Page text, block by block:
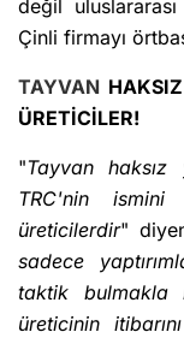
değil
Çinli firmayı
TAYVAN
ÜRETİCİLER!
"Tayvan haksız
TRC'nin
üreticilerdir"
sadece
taktik bulmakla
üreticinin